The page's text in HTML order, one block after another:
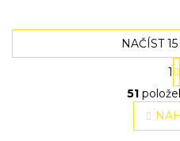
O
l
NAČÍST
1
51